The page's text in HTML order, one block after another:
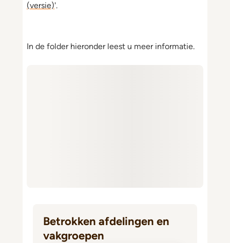
(versie)'.
In de folder hieronder leest u meer informatie.
Betrokken afdelingen en
vakgroepen